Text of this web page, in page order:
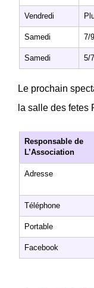
Vendredi
Samedi 7/
Samedi 5/
Le prochain
la salle des fetes
Responsable de
L’Association
Adresse
Téléphone
Portable
Facebook